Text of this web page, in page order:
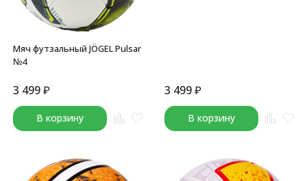
Мяч футзальный JÖGEL Pulsar
№4
3 499₽
В корзину
3 499₽
В корзину